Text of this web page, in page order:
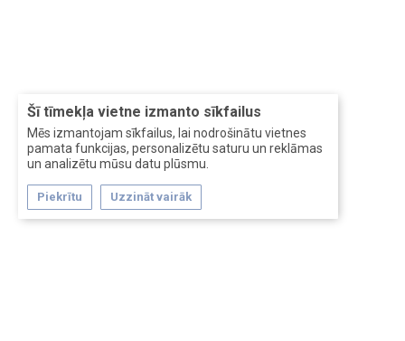
Šī tīmekļa vietne izmanto sīkfailus
Mēs izmantojam sīkfailus, lai nodrošinātu vietnes
pamata funkcijas, personalizētu saturu un reklāmas
un analizētu mūsu datu plūsmu.
Piekrītu Uzzināt vairāk